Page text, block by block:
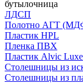
бутылочница
ЛДСП
Полотно АГТ
Пластик HPL
Пленка ПВХ
Пластик Alvic Luxe
Столешницы из
Столешницы из